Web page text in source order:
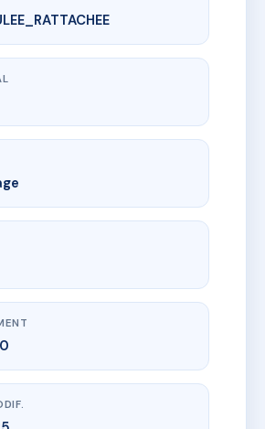
AC6434039
ALAMANDA
Larmor-Plage